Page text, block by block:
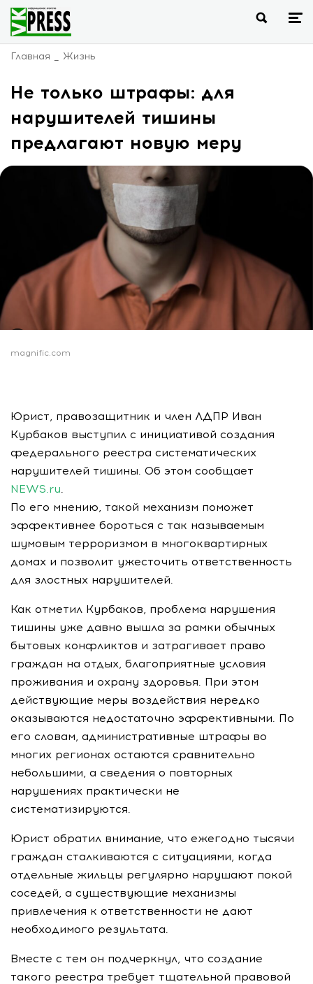
Главная Жизнь
Не только штрафы: для
нарушителей тишины
предлагают новую меру
magnific.com
Юрист, правозащитник и член ЛДПР Иван
Курбаков выступил с инициативой создания
федерального реестра систематических
нарушителей тишины. Об этом сообщает
NEWS.ru
По его мнению, такой механизм поможет
эффективнее бороться с так называемым
шумовым терроризмом в многоквартирных
домах и позволит ужесточить ответственность
для злостных нарушителей.
Как отметил Курбаков, проблема нарушения
тишины уже давно вышла за рамки обычных
бытовых конфликтов и затрагивает право
граждан на отдых, благоприятные условия
проживания и охрану здоровья. При этом
действующие меры воздействия нередко
оказываются недостаточно эффективными. По
его словам, административные штрафы во
многих регионах остаются сравнительно
небольшими, а сведения о повторных
нарушениях практически не
систематизируются.
Юрист обратил внимание, что ежегодно тысячи
граждан сталкиваются с ситуациями, когда
отдельные жильцы регулярно нарушают покой
соседей, а существующие механизмы
привлечения к ответственности не дают
необходимого результата.
Вместе с тем он подчеркнул, что создание
такого реестра требует тщательной правовой